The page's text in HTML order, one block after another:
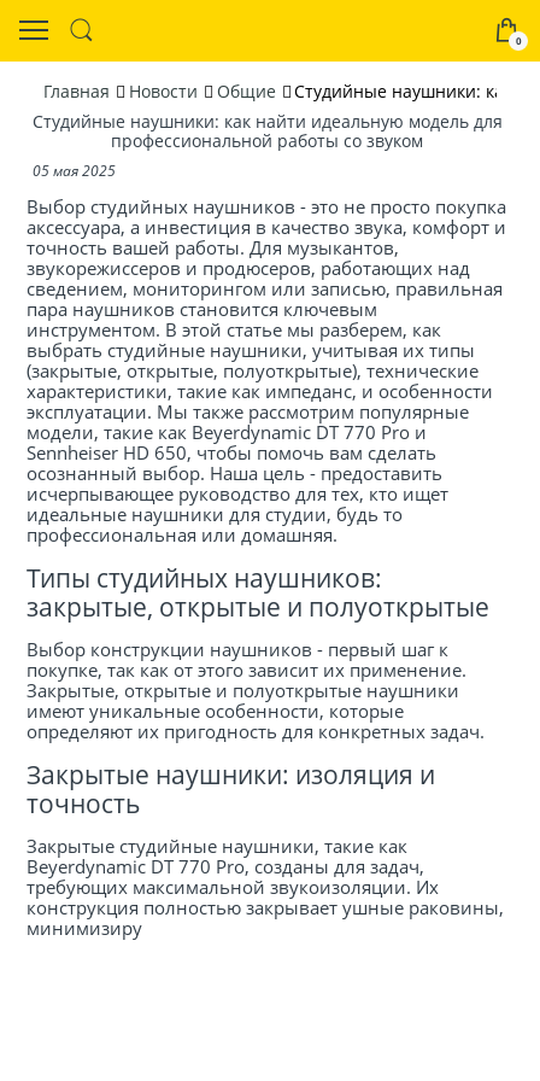
0
Главная Новости Общие
Студийные наушники: как
Студийные наушники: как найти идеальную модель для
профессиональной работы со звуком
05 мая 2025
Выбор студийных наушников - это не просто покупка
аксессуара, а инвестиция в качество звука, комфорт и
точность вашей работы. Для музыкантов,
звукорежиссеров и продюсеров, работающих над
сведением, мониторингом или записью, правильная
пара наушников становится ключевым
инструментом. В этой статье мы разберем, как
выбрать студийные наушники, учитывая их типы
(закрытые, открытые, полуоткрытые), технические
характеристики, такие как импеданс, и особенности
эксплуатации. Мы также рассмотрим популярные
модели, такие как Beyerdynamic DT 770 Pro и
Sennheiser HD 650, чтобы помочь вам сделать
осознанный выбор. Наша цель - предоставить
исчерпывающее руководство для тех, кто ищет
идеальные наушники для студии, будь то
профессиональная или домашняя.
Типы студийных наушников:
закрытые, открытые и полуоткрытые
Выбор конструкции наушников - первый шаг к
покупке, так как от этого зависит их применение.
Закрытые, открытые и полуоткрытые наушники
имеют уникальные особенности, которые
определяют их пригодность для конкретных задач.
Закрытые наушники: изоляция и
точность
Закрытые студийные наушники, такие как
Beyerdynamic DT 770 Pro, созданы для задач,
требующих максимальной звукоизоляции. Их
конструкция полностью закрывает ушные раковины,
минимизиру